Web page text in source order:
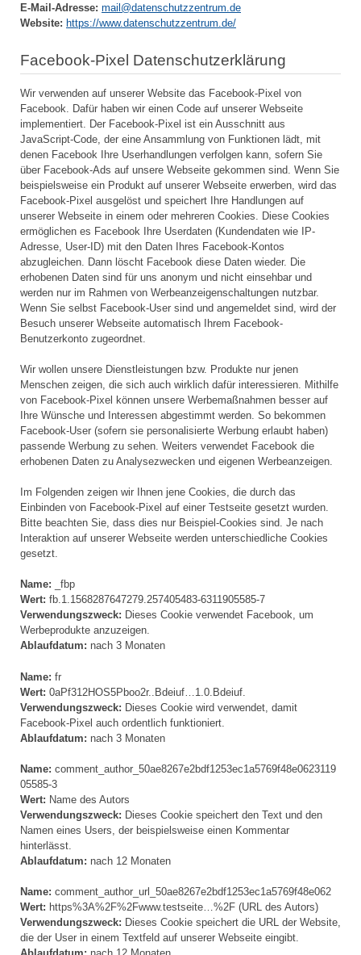
E-Mail-Adresse: mail@datenschutzzentrum.de
Website: https://www.datenschutzzentrum.de/
Facebook-Pixel Datenschutzerklärung
Wir verwenden auf unserer Website das Facebook-Pixel von
Facebook. Dafür haben wir einen Code auf unserer Webseite
implementiert. Der Facebook-Pixel ist ein Ausschnitt aus
JavaScript-Code, der eine Ansammlung von Funktionen lädt, mit
denen Facebook Ihre Userhandlungen verfolgen kann, sofern Sie
über Facebook-Ads auf unsere Webseite gekommen sind. Wenn Sie
beispielsweise ein Produkt auf unserer Webseite erwerben, wird das
Facebook-Pixel ausgelöst und speichert Ihre Handlungen auf
unserer Webseite in einem oder mehreren Cookies. Diese Cookies
ermöglichen es Facebook Ihre Userdaten (Kundendaten wie IP-
Adresse, User-ID) mit den Daten Ihres Facebook-Kontos
abzugleichen. Dann löscht Facebook diese Daten wieder. Die
erhobenen Daten sind für uns anonym und nicht einsehbar und
werden nur im Rahmen von Werbeanzeigenschaltungen nutzbar.
Wenn Sie selbst Facebook-User sind und angemeldet sind, wird der
Besuch unserer Webseite automatisch Ihrem Facebook-
Benutzerkonto zugeordnet.
Wir wollen unsere Dienstleistungen bzw. Produkte nur jenen
Menschen zeigen, die sich auch wirklich dafür interessieren. Mithilfe
von Facebook-Pixel können unsere Werbemaßnahmen besser auf
Ihre Wünsche und Interessen abgestimmt werden. So bekommen
Facebook-User (sofern sie personalisierte Werbung erlaubt haben)
passende Werbung zu sehen. Weiters verwendet Facebook die
erhobenen Daten zu Analysezwecken und eigenen Werbeanzeigen.
Im Folgenden zeigen wir Ihnen jene Cookies, die durch das
Einbinden von Facebook-Pixel auf einer Testseite gesetzt wurden.
Bitte beachten Sie, dass dies nur Beispiel-Cookies sind. Je nach
Interaktion auf unserer Webseite werden unterschiedliche Cookies
gesetzt.
Name: _fbp
Wert: fb.1.1568287647279.257405483-6311905585-7
Verwendungszweck: Dieses Cookie verwendet Facebook, um
Werbeprodukte anzuzeigen.
Ablaufdatum: nach 3 Monaten
Name: fr
Wert: 0aPf312HOS5Pboo2r..Bdeiuf…1.0.Bdeiuf.
Verwendungszweck: Dieses Cookie wird verwendet, damit
Facebook-Pixel auch ordentlich funktioniert.
Ablaufdatum: nach 3 Monaten
Name: comment_author_50ae8267e2bdf1253ec1a5769f48e0623119
05585-3
Wert: Name des Autors
Verwendungszweck: Dieses Cookie speichert den Text und den
Namen eines Users, der beispielsweise einen Kommentar
hinterlässt.
Ablaufdatum: nach 12 Monaten
Name: comment_author_url_50ae8267e2bdf1253ec1a5769f48e062
Wert: https%3A%2F%2Fwww.testseite…%2F (URL des Autors)
Verwendungszweck: Dieses Cookie speichert die URL der Website,
die der User in einem Textfeld auf unserer Webseite eingibt.